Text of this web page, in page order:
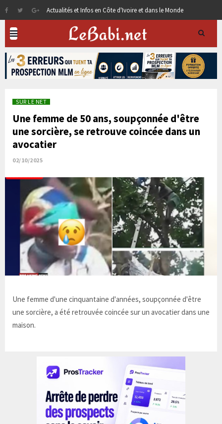
Actualités et Infos en Côte d'Ivoire et dans le Monde
SUR LE NET
Une femme de 50 ans, soupçonnée d'être
une sorcière, se retrouve coincée dans un
avocatier
02/10/2025
Une femme d'une cinquantaine d'années, soupçonnée d'être
une sorcière, a été retrouvée coincée sur un avocatier dans une
maison.